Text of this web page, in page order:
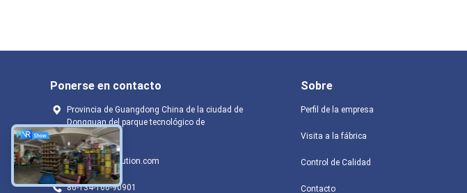
Ponerse en contacto
Provincia de Guangdong China de la ciudad de
Dongguan del parque tecnológico de
Dongcheng
lisa@afibersolution.com
86-134-166-90901
Sobre
Perfil de la empresa
Visita a la fábrica
Control de Calidad
Contacto